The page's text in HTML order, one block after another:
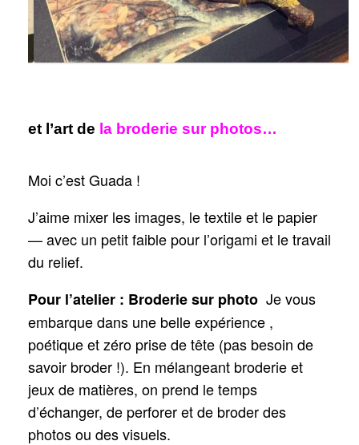
et l’art de la broderie sur photos…
Moi c’est Guada !
J’aime mixer les images, le textile et le papier
— avec un petit faible pour l’origami et le travail
du relief.
Pour l’atelier : Broderie sur photo Je vous
embarque dans une belle expérience ,
poétique et zéro prise de tête (pas besoin de
savoir broder !). En mélangeant broderie et
jeux de matières, on prend le temps
d’échanger, de perforer et de broder des
photos ou des visuels.